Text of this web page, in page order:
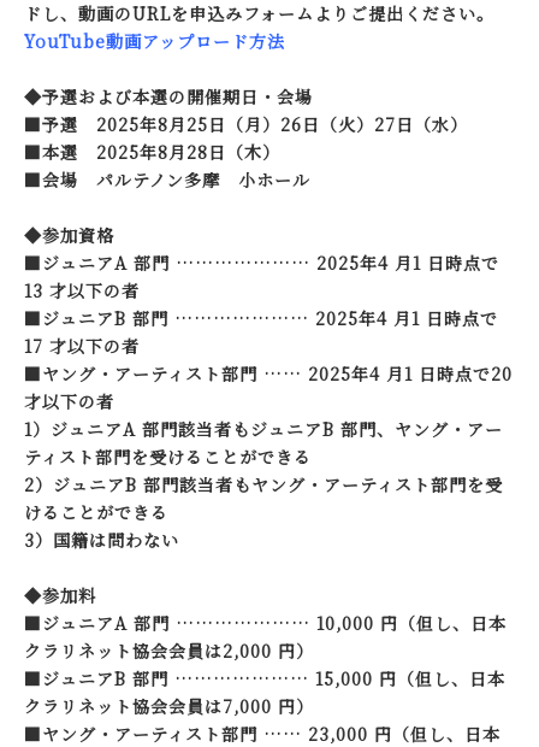
ドし、動画のURLを申込みフォームよりご提出ください。
YouTube動画アップロード方法
◆予選および本選の開催期日・会場
■予選 2025年8月25日（月） 26日（火） 27日（水）
■本選 2025年8月28日（木）
■会場 パルテノン多摩 小ホール
◆参加資格
■ジュニアA 部門 ………………… 2025年4 月1 日時点で
13 才以下の者
■ジュニアB 部門 ………………… 2025年4 月1 日時点で
17 才以下の者
■ヤング・アーティスト部門 …… 2025年4 月1 日時点で20
才以下の者
1）ジュニアA 部門該当者もジュニアB 部門、ヤング・アー
ティスト部門を受けることができる
2）ジュニアB 部門該当者もヤング・アーティスト部門を受
けることができる
3）国籍は問わない
◆参加料
■ジュニアA 部門 ………………… 10,000 円（但し、日本
クラリネット協会会員は2,000 円）
■ジュニアB 部門 ………………… 15,000 円（但し、日本
クラリネット協会会員は7,000 円）
■ヤング・アーティスト部門 …… 23,000 円（但し、日本